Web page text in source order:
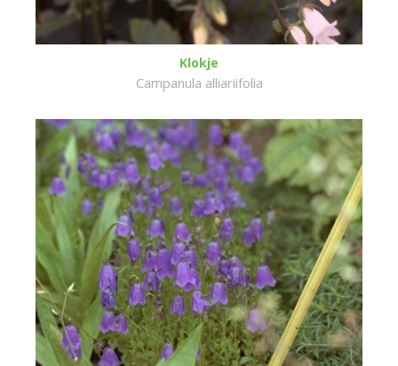
Klokje
Campanula alliariifolia